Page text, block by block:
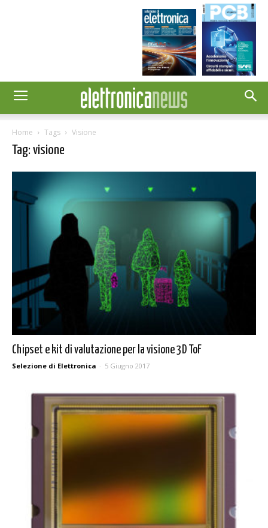
Home Tags Visione
Tag: visione
Chipset e kit di valutazione per la visione 3D ToF
Selezione di Elettronica - 5 Giugno 2017